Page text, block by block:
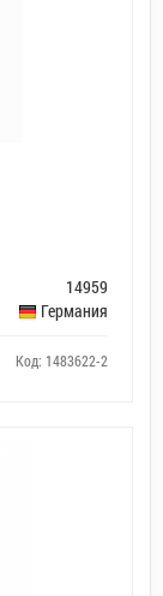
14959
Германия
Код: 1483622-2